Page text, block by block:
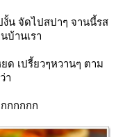
น จัดไปสปาๆ จานนี้รส
บ้านเรา
ด เปรี้ยวๆหวานๆ ตาม
า
กกกกก